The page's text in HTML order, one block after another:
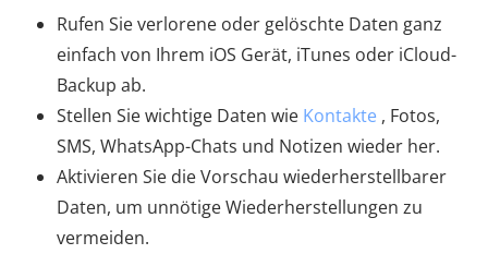
Rufen Sie verlorene oder gelöschte Daten ganz
einfach von Ihrem iOS Gerät, iTunes oder iCloud-
Backup ab.
Stellen Sie wichtige Daten wie Kontakte , Fotos,
SMS, WhatsApp-Chats und Notizen wieder her.
Aktivieren Sie die Vorschau wiederherstellbarer
Daten, um unnötige Wiederherstellungen zu
vermeiden.